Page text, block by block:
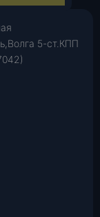
5-ст.КПП